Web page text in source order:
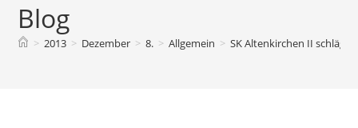
Blog
> 2013 > Dezember > 8. > Allgemein > SK Altenkirchen II schlägt